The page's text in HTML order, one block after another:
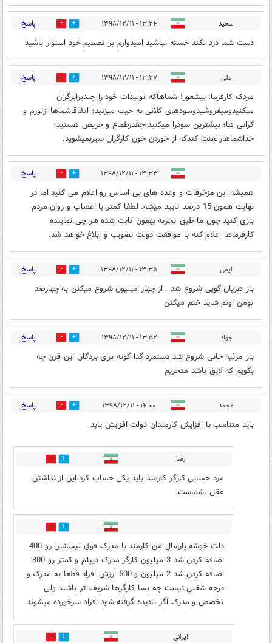
سعید ۱۳:۲۴ - ۱۳۹۸/۱۲/۱۱ 17 پاسخ
دست شما درد نکند خسته نباشید امیدوارم بر تصمیم خود استوار باشید
علی ۱۳:۲۷ - ۱۳۹۸/۱۲/۱۱ 25 پاسخ
مردک کارفرما: بیشعور! شماهاکه تولیدات خود را چندبرابرگران
میکنیدومیفروشیدوسودهای کلانی به جیب میزنید؛ اتفاقاشماها ازتورم و
گرانی ها؛ بیشترین سودرا میکنید؛چقدرطماع و حریص هستید؛
خداشماهارالعنت کندکه از خوردن خون کارگران سیرنمیشوید.
۱۳:۳۳ - ۱۳۹۸/۱۲/۱۱ 16 پاسخ
همیشه این مزخرفات و وعده های بی اساس رو اعلام می کنید اما در
نهایت همون 15 درصد تایید میشه. لطفا کمتر با اعصاب و روان مردم
بازی کنید چون ما طبق تجربه بهمون ثابت شده هر چی نماینده
کارفرماها اعلام کنه با موافقت دولت تصویب و ابلاغ خواهد شد.
ایمی ۱۳:۳۵ - ۱۳۹۸/۱۲/۱۱ 12 پاسخ
باز هزیان گویی شروع شد . از چهار میلیون شروع میکنن به چهارصد
تومن اونم شاید ختم میکنن
جواد ۱۳:۵۲ - ۱۳۹۸/۱۲/۱۱ 27 پاسخ
باز مرثیه خانی شروع شد دستمزد گدا گونه برای بردگان این قرن چه
بگویم که لایق باشد متحریم
محمد ۱۴:۰۰ - ۱۳۹۸/۱۲/۱۱ 33 پاسخ
باید متناسب با افزایش کارمندان دولت افزایش یابد
رضا 15
مرد حسابی کارگر کارمند باید یکی حساب کرد.این از نداشتن
عقل .شماست.
7
دلت خوشه پارسال من کارمند با مدرک فوق لیسانس رو 400
اضافه کردن شد 3 میلیون کارگر مدرک دیپلم و کمتر رو 800
اضافه کردن شد 2 میلیون و 500 ارزش افراد قطعا به مدرک و
درجه شغلی نیست چه بسا کارگرها شریف تر باشند ولی
تخصص و مدرک اگر نادیده گرفته شود افراد سرخورده میشوند
ایرانی 0